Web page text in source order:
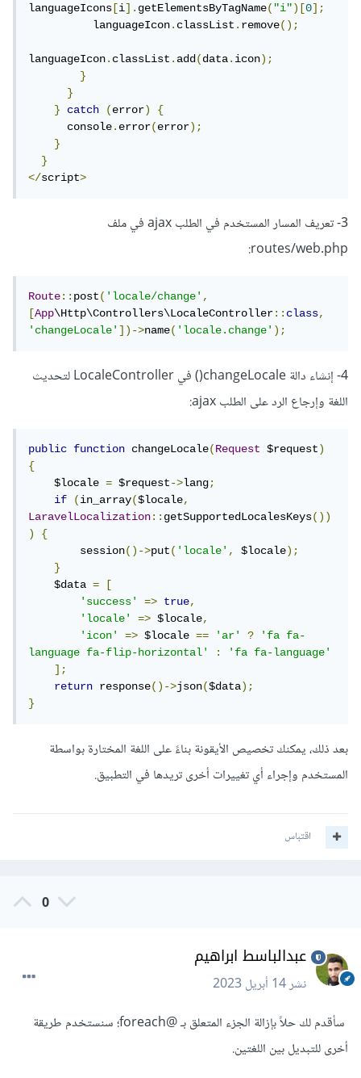
languageIcons [i].getElementsByTagName("i")[0];
          languageIcon
.classList.remove();
languageIcon.classList.add(data.icon);
}
}
}
catch (error)
{
      console
.error(error);
}
}
</script>
3- تعريف المسار المستخدم في الطلب ajax في ملف
routes/web.php:
Route::post('locale/change',
[App\Http\Controllers\LocaleController::class,
'changeLocale'])->name('locale.change');
4- إنشاء دالة changeLocale() في LocaleController لتحديث
اللغة وإرجاع الرد على الطلب ajax:
public function changeLocale(Request $request)
{
    $locale
= $request->lang;
if
(in_array($locale,
LaravelLocalization::getSupportedLocalesKeys())
)
{
        session
()->put('locale', $locale);
}
    $data
=
[
'success'
=> true,
'locale'
=> $locale,
'icon'
=> $locale == 'ar' ?
'fa fa-
language fa-flip-horizontal'
:
'fa fa-language'
];
return response()->json($data);
}
بعد ذلك، يمكنك تخصيص الأيقونة بناءً على اللغة المختارة بواسطة
المستخدم وإجراء أي تغييرات أخرى تريدها في التطبيق.
اقتباس
0
عبدالباسط ابراهيم
نشر14 أبريل 2023
سأقدم لك حلاً بإزالة الجزء المتعلق بـ @foreach؛ سنستخدم طريقة
أخرى للتبديل بين اللغتين.